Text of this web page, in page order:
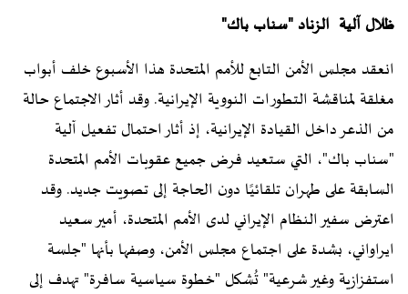
ظلال آلية الزناد "سناب باك"
انعقد مجلس الأمن التابع للأمم المتحدة هذا الأسبوع خلف أبواب
مغلقة لمناقشة التطورات النووية الإيرانية. وقد أثار الاجتماع حالة
من الذعر داخل القيادة الإيرانية، إذ أثار احتمال تفعيل آلية
"سناب باك"، التي ستعيد فرض جميع عقوبات الأمم المتحدة
السابقة على طهران تلقائيًا دون الحاجة إلى تصويت جديد. وقد
اعترض سفير النظام الإيراني لدى الأمم المتحدة، أمير سعيد
ايراواني، بشدة على اجتماع مجلس الأمن، وصفها بأنها "جلسة
استفزازية وغير شرعية" تُشكل "خطوة سياسية سافرة" تهدف إلى